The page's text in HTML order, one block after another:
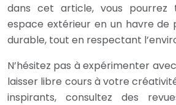
dans cet article, vous pourrez
espace extérieur en un havre de
durable, tout en respectant
N’hésitez pas à expérimenter
laisser libre cours à votre
inspirants, consultez des